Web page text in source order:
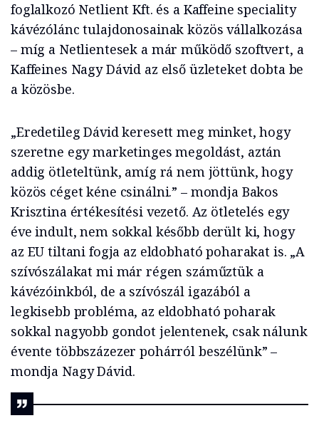
foglalkozó Netlient Kft. és a Kaffeine speciality
kávézólánc tulajdonosainak közös vállalkozása
– míg a Netlientesek a már működő szoftvert, a
Kaffeines Nagy Dávid az első üzleteket dobta be
a közösbe.
„Eredetileg Dávid keresett meg minket, hogy
szeretne egy marketinges megoldást, aztán
addig ötleteltünk, amíg rá nem jöttünk, hogy
közös céget kéne csinálni.” – mondja Bakos
Krisztina értékesítési vezető. Az ötletelés egy
éve indult, nem sokkal később derült ki, hogy
az EU tiltani fogja az eldobható poharakat is. „A
szívószálakat mi már régen száműztük a
kávézóinkból, de a szívószál igazából a
legkisebb probléma, az eldobható poharak
sokkal nagyobb gondot jelentenek, csak nálunk
évente többszázezer pohárról beszélünk” –
mondja Nagy Dávid.